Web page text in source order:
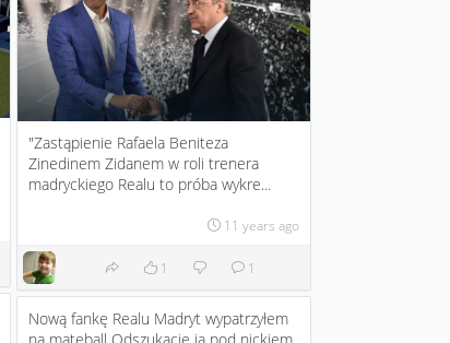
"Zastąpienie Rafaela Beniteza
Zinedinem Zidanem w roli trenera
madryckiego Realu to próba wykre...
11 years ago
1 1
Nową fankę Realu Madryt wypatrzyłem